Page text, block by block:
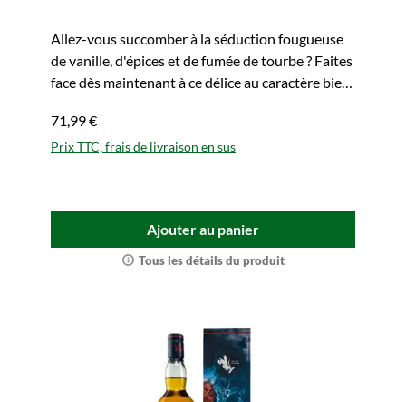
Allez-vous succomber à la séduction fougueuse
de vanille, d'épices et de fumée de tourbe ? Faites
face dès maintenant à ce délice au caractère bien
71,99 €
Prix TTC, frais de livraison en sus
Ajouter au panier
Tous les détails du produit